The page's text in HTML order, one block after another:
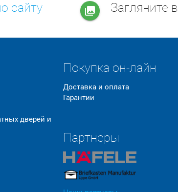
сайту collections Загляните в
дверей и
Покупка он-лайн
Доставка и оплата
Гарантии
Партнеры